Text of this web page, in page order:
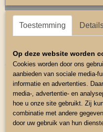
Chroom kleurig beslag
Karabijn haak aan keelband
1-voudige sluiting
Maat Shetlander
Kleur Fuchia
Toestemming
Op deze website worden
Cookies worden door ons
aanbieden van sociale media-
informatie en advertenties.
media-, advertentie- en
hoe u onze site gebruikt. Zij
combinatie met andere
door uw gebruik van hun